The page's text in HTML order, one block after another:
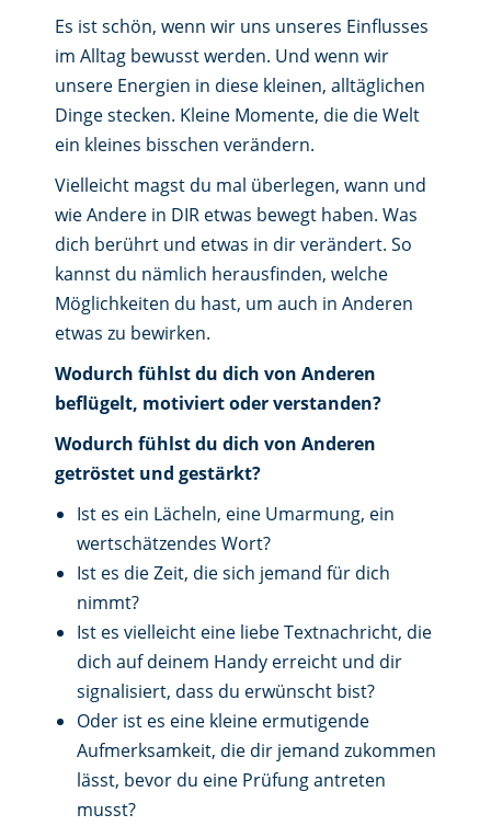
Es ist schön, wenn wir uns unseres Einflusses
im Alltag bewusst werden. Und wenn wir
unsere Energien in diese kleinen, alltäglichen
Dinge stecken. Kleine Momente, die die Welt
ein kleines bisschen verändern.
Vielleicht magst du mal überlegen, wann und
wie Andere in DIR etwas bewegt haben. Was
dich berührt und etwas in dir verändert. So
kannst du nämlich herausfinden, welche
Möglichkeiten du hast, um auch in Anderen
etwas zu bewirken.
Wodurch fühlst du dich von Anderen
beflügelt, motiviert oder verstanden?
Wodurch fühlst du dich von Anderen
getröstet und gestärkt?
Ist es ein Lächeln, eine Umarmung, ein
wertschätzendes Wort?
Ist es die Zeit, die sich jemand für dich
nimmt?
Ist es vielleicht eine liebe Textnachricht, die
dich auf deinem Handy erreicht und dir
signalisiert, dass du erwünscht bist?
Oder ist es eine kleine ermutigende
Aufmerksamkeit, die dir jemand zukommen
lässt, bevor du eine Prüfung antreten
musst?